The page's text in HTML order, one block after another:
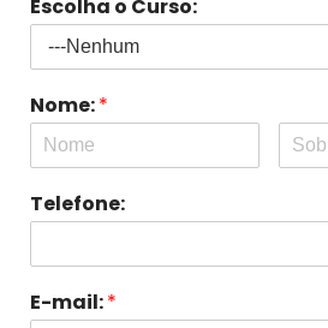
Escolha o Curso:
Nome:*
Telefone:
E-mail:*